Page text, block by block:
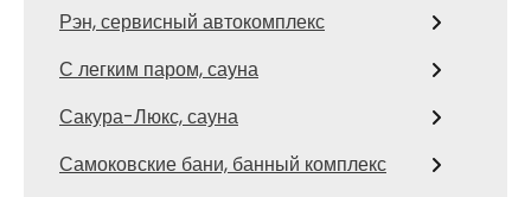
Рэн, сервисный автокомплекс
С легким паром, сауна
Сакура-Люкс, сауна
Самоковские бани, банный комплекс